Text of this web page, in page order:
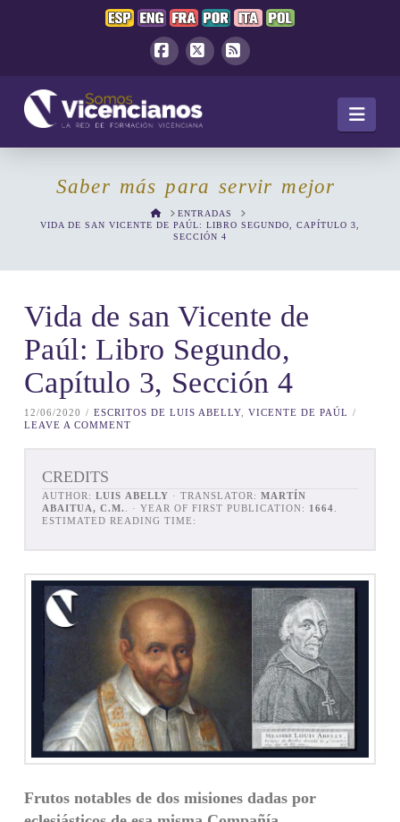
Saber más para servir mejor
HOMEENTRADAS
VIDA DE SAN VICENTE DE PAÚL: LIBRO SEGUNDO, CAPÍTULO 3,
SECCIÓN 4
Vida de san Vicente de
Paúl: Libro Segundo,
Capítulo 3, Sección 4
12/06/2020 ESCRITOS DE LUIS ABELLY, VICENTE DE PAÚL
LEAVE A COMMENT
CREDITS
AUTHOR: LUIS ABELLY · TRANSLATOR: MARTÍN
ABAITUA, C.M.
. · YEAR OF FIRST PUBLICATION: 1664
ESTIMATED READING TIME:
Frutos notables de dos misiones dadas por